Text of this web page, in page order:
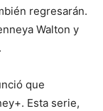
regresarán.
Walton y
que
Esta serie,